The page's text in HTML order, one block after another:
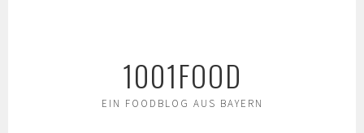
1001FOOD
EIN FOODBLOG AUS BAYERN